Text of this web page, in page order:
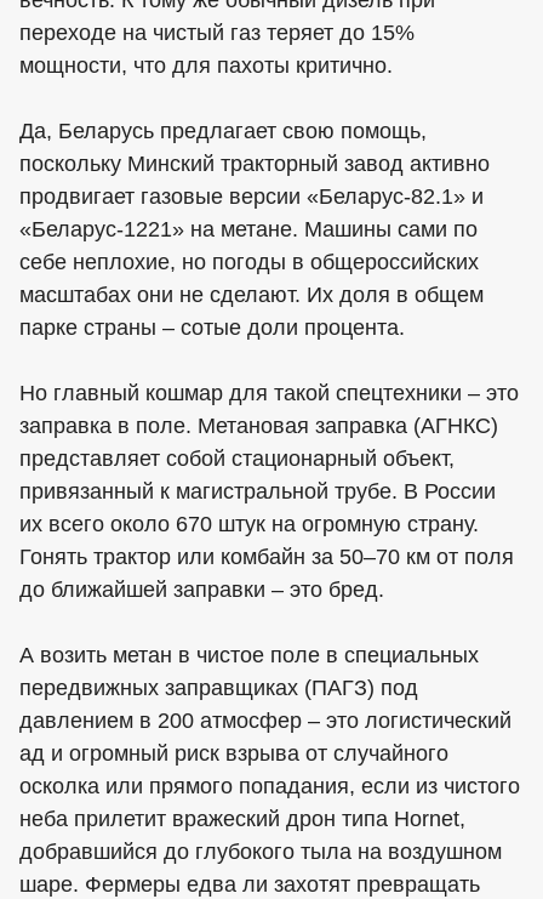
переходе на чистый газ теряет до 15%
мощности, что для пахоты критично.
Да, Беларусь предлагает свою помощь,
поскольку Минский тракторный завод активно
продвигает газовые версии «Беларус-82.1» и
«Беларус-1221» на метане. Машины сами по
себе неплохие, но погоды в общероссийских
масштабах они не сделают. Их доля в общем
парке страны – сотые доли процента.
Но главный кошмар для такой спецтехники – это
заправка в поле. Метановая заправка (АГНКС)
представляет собой стационарный объект,
привязанный к магистральной трубе. В России
их всего около 670 штук на огромную страну.
Гонять трактор или комбайн за 50–70 км от поля
до ближайшей заправки – это бред.
А возить метан в чистое поле в специальных
передвижных заправщиках (ПАГЗ) под
давлением в 200 атмосфер – это логистический
ад и огромный риск взрыва от случайного
осколка или прямого попадания, если из чистого
неба прилетит вражеский дрон типа Hornet,
добравшийся до глубокого тыла на воздушном
шаре. Фермеры едва ли захотят превращать